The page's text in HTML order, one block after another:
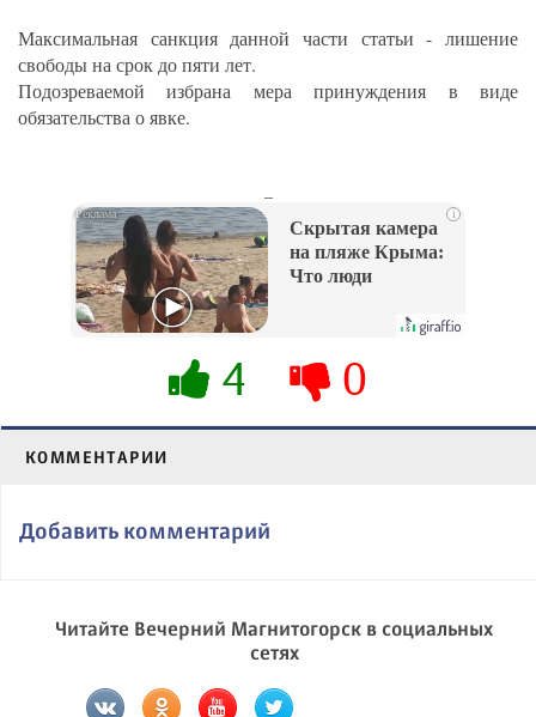
Максимальная санкция данной части статьи - лишение
свободы на срок до пяти лет.
Подозреваемой избрана мера принуждения в виде
обязательства о явке.
i
Скрытая камера
на пляже Крыма:
Что люди
их не видят...
4 0
КОММЕНТАРИИ
Добавить комментарий
Читайте Вечерний Магнитогорск в социальных
сетях